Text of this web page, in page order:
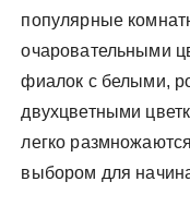
популярные
очаровательными
фиалок с белыми,
двухцветными
легко
выбором для